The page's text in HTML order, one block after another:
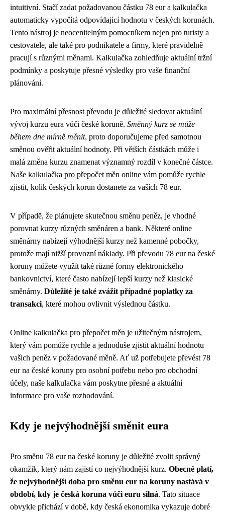
intuitivní. Stačí zadat požadovanou částku 78 eur a kalkulačka
automaticky vypočítá odpovídající hodnotu v českých korunách.
Tento nástroj je neocenitelným pomocníkem nejen pro turisty a
cestovatele, ale také pro podnikatele a firmy, které pravidelně
pracují s různými měnami. Kalkulačka zohledňuje aktuální tržní
podmínky a poskytuje přesné výsledky pro vaše finanční
plánování.
Pro maximální přesnost převodu je důležité sledovat aktuální
vývoj kurzu eura vůči české koruně. Směnný kurz se může
během dne mírně měnit, proto doporučujeme před samotnou
směnou ověřit aktuální hodnoty. Při větších částkách může i
malá změna kurzu znamenat významný rozdíl v konečné částce.
Naše kalkulačka pro přepočet měn online vám pomůže rychle
zjistit, kolik českých korun dostanete za vaších 78 eur.
V případě, že plánujete skutečnou směnu peněz, je vhodné
porovnat kurzy různých směnáren a bank. Některé online
směnárny nabízejí výhodnější kurzy než kamenné pobočky,
protože mají nižší provozní náklady. Při převodu 78 eur na české
koruny můžete využít také různé formy elektronického
bankovnictví, které často nabízejí lepší kurzy než klasické
směnárny. Důležité je také zvážit případné poplatky za
transakci, které mohou ovlivnit výslednou částku.
Online kalkulačka pro přepočet měn je užitečným nástrojem,
který vám pomůže rychle a jednoduše zjistit aktuální hodnotu
vašich peněz v požadované měně. Ať už potřebujete převést 78
eur na české koruny pro osobní potřebu nebo pro obchodní
účely, naše kalkulačka vám poskytne přesné a aktuální
informace pro vaše rozhodování.
Kdy je nejvýhodnější směnit eura
Pro směnu 78 eur na české koruny je důležité zvolit správný
okamžik, který nám zajistí co nejvýhodnější kurz. Obecně platí,
že nejvýhodnější doba pro směnu eur na koruny nastává v
období, kdy je česká koruna vůči euru silná. Tato situace
obvykle přichází v době, kdy česká ekonomika vykazuje dobré